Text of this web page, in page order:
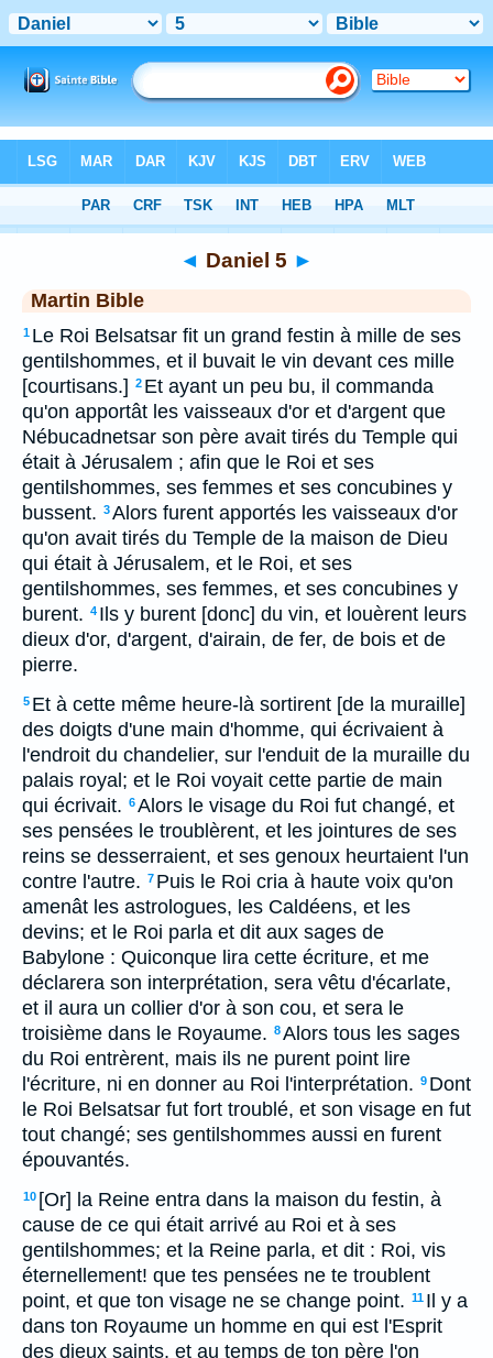
> Daniel 5
◄ Daniel 5 ►
Martin Bible
1 Le Roi Belsatsar fit un grand festin à mille de ses
gentilshommes, et il buvait le vin devant ces mille
[courtisans.]
2 Et ayant un peu bu, il commanda
qu'on apportât les vaisseaux d'or et d'argent que
Nébucadnetsar son père avait tirés du Temple qui
était à Jérusalem ; afin que le Roi et ses
gentilshommes, ses femmes et ses concubines y
bussent. 3Alors furent apportés les vaisseaux d'or
qu'on avait tirés du Temple de la maison de Dieu
qui était à Jérusalem, et le Roi, et ses
gentilshommes, ses femmes, et ses concubines y
burent. 4 Ils y burent [donc] du vin, et louèrent leurs
dieux d'or, d'argent, d'airain, de fer, de bois et de
pierre.
5 Et à cette même heure-là sortirent [de la muraille]
des doigts d'une main d'homme, qui écrivaient à
l'endroit du chandelier, sur l'enduit de la muraille du
palais royal; et le Roi voyait cette partie de main
qui écrivait. 6Alors le visage du Roi fut changé, et
ses pensées le troublèrent, et les jointures de ses
reins se desserraient, et ses genoux heurtaient l'un
contre l'autre. 7 Puis le Roi cria à haute voix qu'on
amenât les astrologues, les Caldéens, et les
devins; et le Roi parla et dit aux sages de
Babylone : Quiconque lira cette écriture, et me
déclarera son interprétation, sera vêtu d'écarlate,
et il aura un collier d'or à son cou, et sera le
troisième dans le Royaume. 8Alors tous les sages
du Roi entrèrent, mais ils ne purent point lire
l'écriture, ni en donner au Roi l'interprétation. 9 Dont
le Roi Belsatsar fut fort troublé, et son visage en fut
tout changé; ses gentilshommes aussi en furent
épouvantés.
10 [Or] la Reine entra dans la maison du festin, à
cause de ce qui était arrivé au Roi et à ses
gentilshommes; et la Reine parla, et dit : Roi, vis
éternellement! que tes pensées ne te troublent
point, et que ton visage ne se change point. 11 Il y a
dans ton Royaume un homme en qui est l'Esprit
des dieux saints, et au temps de ton père l'on